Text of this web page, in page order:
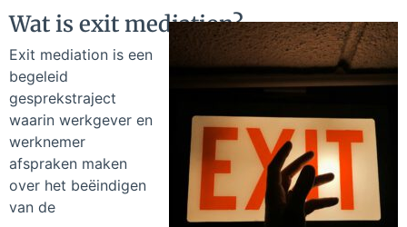
Wat is exit mediation?
Exit mediation is een
begeleid
gesprekstraject
waarin werkgever en
werknemer
afspraken maken
over het beëindigen
van de